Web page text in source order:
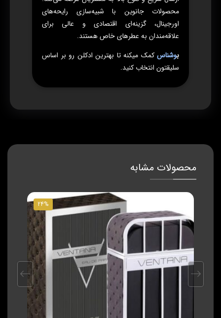
محصولات جانوین با شبیه‌سازی رایحه‌های
اورجینال، گزینه‌ای اقتصادی و عالی برای
علاقه‌مندان به عطرهای خاص هستند.
بوشناس کمک میکنه تا بهترین ادکلن رو بر اساس
سلیقتون انتخاب کنید.
محصولات مشابه
24%